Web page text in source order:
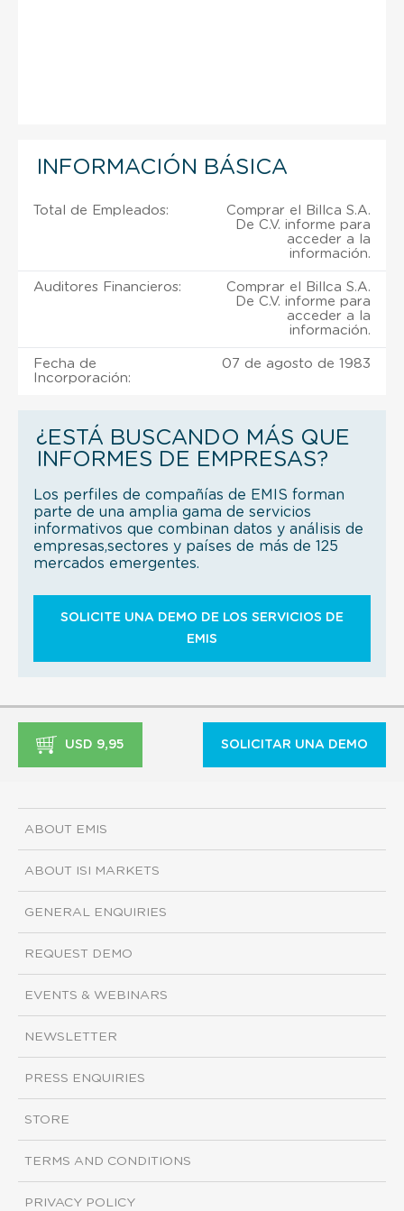
INFORMACIÓN BÁSICA
Total de Empleados:
Comprar el Billca S.A.
De C.V. informe para
acceder a la
información.
Auditores Financieros:
Comprar el Billca S.A.
De C.V. informe para
acceder a la
información.
Fecha de
Incorporación:
07 de agosto de 1983
¿ESTÁ BUSCANDO MÁS QUE
INFORMES DE EMPRESAS?
Los perfiles de compañías de EMIS forman
parte de una amplia gama de servicios
informativos que combinan datos y análisis de
empresas,sectores y países de más de 125
mercados emergentes.
SOLICITE UNA DEMO DE LOS SERVICIOS DE
EMIS
USD 9,95 SOLICITAR UNA DEMO
ABOUT EMIS
ABOUT ISI MARKETS
GENERAL ENQUIRIES
REQUEST DEMO
EVENTS & WEBINARS
NEWSLETTER
PRESS ENQUIRIES
STORE
TERMS AND CONDITIONS
PRIVACY POLICY